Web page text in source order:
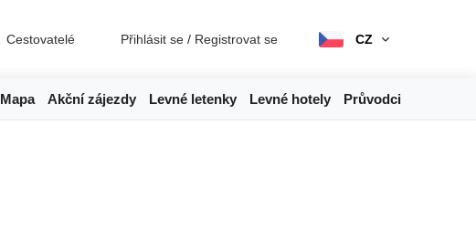
Cestovatelé Přihlásit se / Registrovat se CZ
Mapa Akční zájezdy Levné letenky Levné hotely Průvodci